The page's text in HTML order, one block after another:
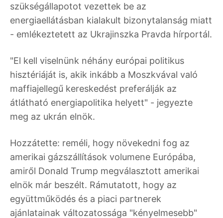
szükségállapotot vezettek be az
energiaellátásban kialakult bizonytalanság miatt
- emlékeztetett az Ukrajinszka Pravda hírportál.
"El kell viselnünk néhány európai politikus
hisztériáját is, akik inkább a Moszkvával való
maffiajellegű kereskedést preferálják az
átlátható energiapolitika helyett" - jegyezte
meg az ukrán elnök.
Hozzátette: reméli, hogy növekedni fog az
amerikai gázszállítások volumene Európába,
amiről Donald Trump megválasztott amerikai
elnök már beszélt. Rámutatott, hogy az
együttműködés és a piaci partnerek
ajánlatainak változatossága "kényelmesebb"